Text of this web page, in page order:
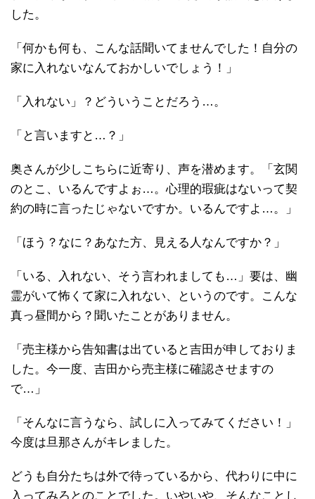
した。
「何かも何も、こんな話聞いてませんでした！自分の
家に入れないなんておかしいでしょう！」
「入れない」？どういうことだろう…。
「と言いますと…？」
奥さんが少しこちらに近寄り、声を潜めます。「玄関
のとこ、いるんですよぉ…。心理的瑕疵はないって契
約の時に言ったじゃないですか。いるんですよ…。」
「ほう？なに？あなた方、見える人なんですか？」
「いる、入れない、そう言われましても…」要は、幽
霊がいて怖くて家に入れない、というのです。こんな
真っ昼間から？聞いたことがありません。
「売主様から告知書は出ていると吉田が申しておりま
した。今一度、吉田から売主様に確認させますの
で…」
「そんなに言うなら、試しに入ってみてください！」
今度は旦那さんがキレました。
どうも自分たちは外で待っているから、代わりに中に
入ってみろとのことでした。いやいや、そんなことし